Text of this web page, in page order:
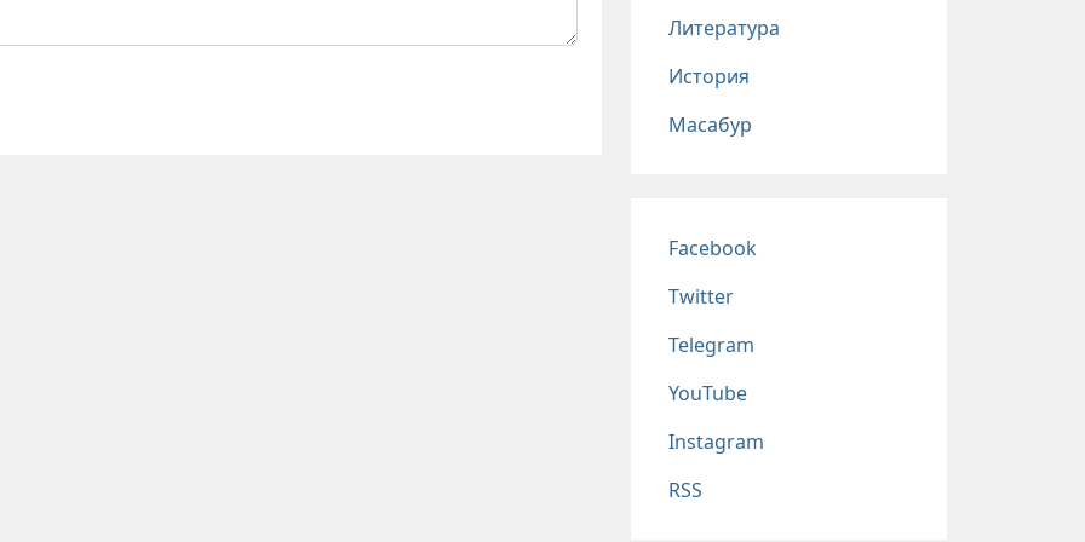
Литература
История
Масабур
Соц сети
Facebook
Twitter
Telegram
YouTube
Instagram
RSS